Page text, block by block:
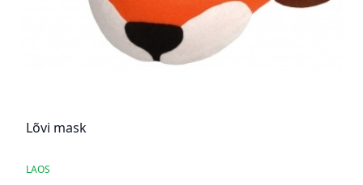
Lõvi mask
LAOS